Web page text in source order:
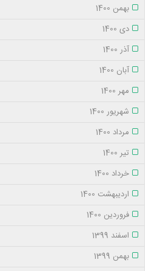
بهمن 1400
دی 1400
آذر 1400
آبان 1400
مهر 1400
شهریور 1400
مرداد 1400
تیر 1400
خرداد 1400
اردیبهشت 1400
فروردین 1400
اسفند 1399
بهمن 1399